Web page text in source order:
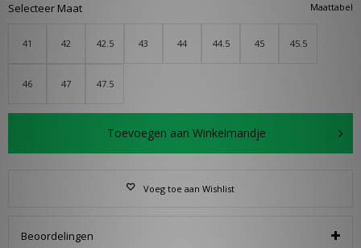
Maattabel
Selecteer Maat
41 42 42.5 43 44 44.5 45 45.5
46 47 47.5
Toevoegen aan Winkelmandje
Voeg toe aan Wishlist
Beoordelingen